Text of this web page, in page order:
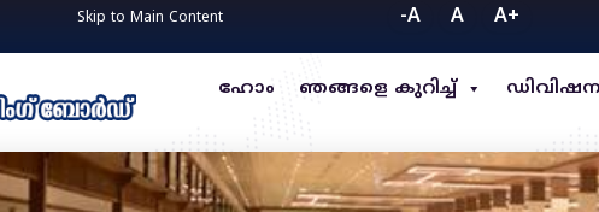
Skip to Main Content -A A A+
ഹോം ഞങ്ങളെ കുറിച്ച്
Post